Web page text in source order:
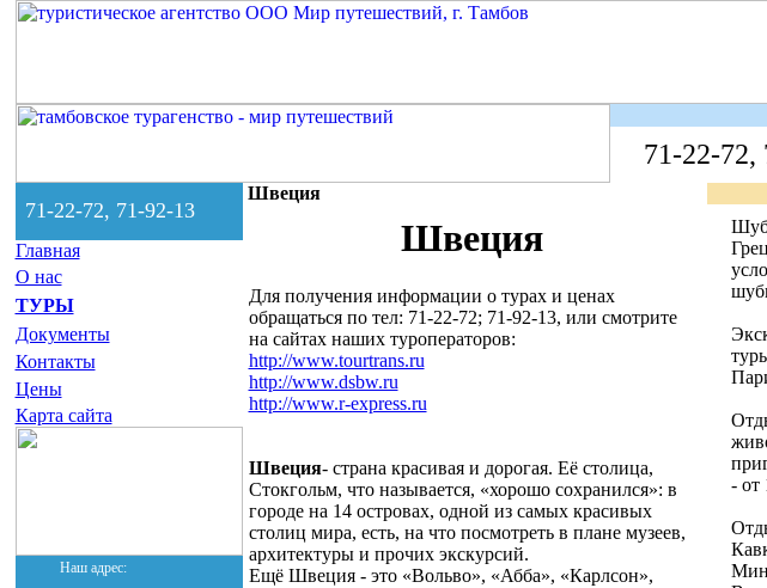
71-22-72,
71-22-72, 71-92-13
Главная
О нас
ТУРЫ
Документы
Контакты
Цены
Карта сайта
Наш адрес:
Швеция
Швеция
Для получения информации о турах и ценах
обращаться по тел: 71-22-72; 71-92-13, или смотрите
на сайтах наших туроператоров:
http://www.tourtrans.ru
http://www.dsbw.ru
http://www.r-express.ru
Швеция- страна красивая и дорогая. Её столица,
Стокгольм, что называется, «хорошо сохранился»: в
городе на 14 островах, одной из самых красивых
столиц мира, есть, на что посмотреть в плане музеев,
архитектуры и прочих экскурсий.
Ещё Швеция - это «Вольво», «Абба», «Карлсон»,
- от